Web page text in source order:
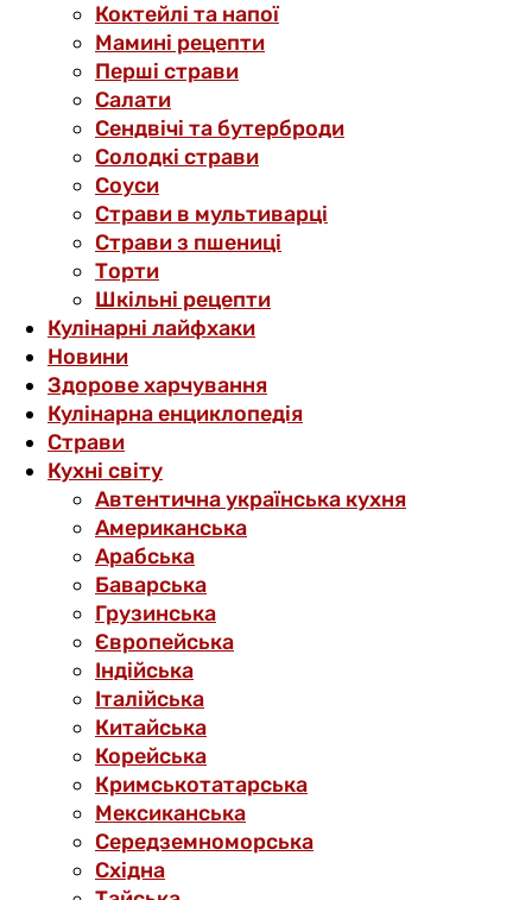
Коктейлі та напої
Мамині рецепти
Перші страви
Салати
Сендвічі та бутерброди
Солодкі страви
Соуси
Страви в мультиварці
Страви з пшениці
Торти
Шкільні рецепти
Кулінарні лайфхаки
Новини
Здорове харчування
Кулінарна енциклопедія
Страви
Кухні світу
Автентична українська кухня
Американська
Арабська
Баварська
Грузинська
Європейська
Індійська
Італійська
Китайська
Корейська
Кримськотатарська
Мексиканська
Середземноморська
Східна